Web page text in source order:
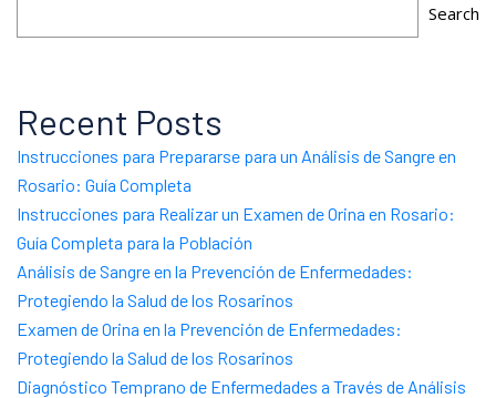
Search
Recent Posts
Instrucciones para Prepararse para un Análisis de Sangre en
Rosario: Guía Completa
Instrucciones para Realizar un Examen de Orina en Rosario:
Guía Completa para la Población
Análisis de Sangre en la Prevención de Enfermedades:
Protegiendo la Salud de los Rosarinos
Examen de Orina en la Prevención de Enfermedades:
Protegiendo la Salud de los Rosarinos
Diagnóstico Temprano de Enfermedades a Través de Análisis